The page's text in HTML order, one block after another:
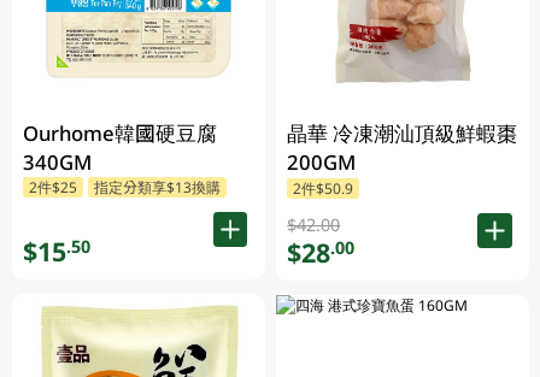
Ourhome韓國硬豆腐
340GM
2件$25 指定分類享$13換購
$15.50
晶華 冷凍潮汕頂級鮮蝦棗
200GM
2件$50.9
$42.00
$28.00